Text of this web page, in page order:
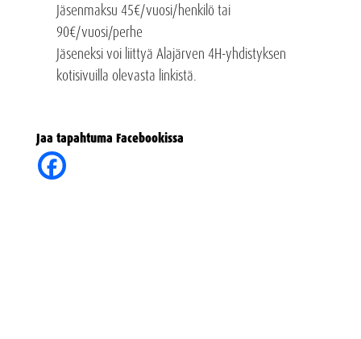
Jäsenmaksu 45€/vuosi/henkilö tai
90€/vuosi/perhe
Jäseneksi voi liittyä Alajärven 4H-yhdistyksen
kotisivuilla olevasta linkistä.
Jaa tapahtuma Facebookissa